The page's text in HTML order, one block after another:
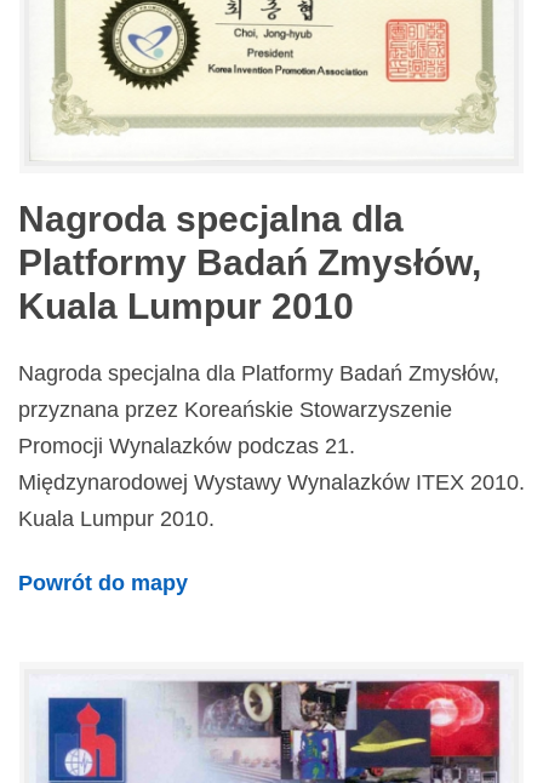
Nagroda specjalna dla
Platformy Badań Zmysłów,
Kuala Lumpur 2010
Nagroda specjalna dla Platformy Badań Zmysłów,
przyznana przez Koreańskie Stowarzyszenie
Promocji Wynalazków podczas 21.
Międzynarodowej Wystawy Wynalazków ITEX 2010.
Kuala Lumpur 2010.
Powrót do mapy